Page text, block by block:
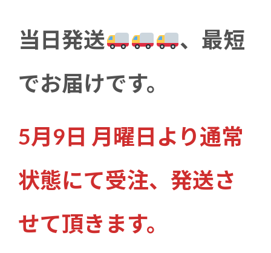
当日発送
、最短
でお届けです。
5月9日 月曜日より通常
状態にて受注、発送さ
せて頂きます。